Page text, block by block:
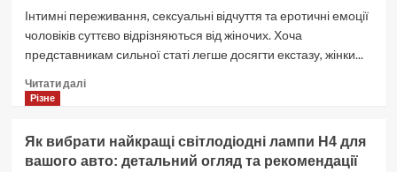
Інтимні переживання, сексуальні відчуття та еротичні емоції
чоловіків суттєво відрізняються від жіночих. Хоча
представникам сильної статі легше досягти екстазу, жінки...
Читати даліДокладніше
максимального
задоволення
Різне
Як вибрати найкращі світлодіодні лампи H4 для
вашого авто: детальний огляд та рекомендації